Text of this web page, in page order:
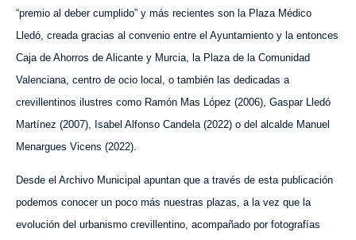
“premio al deber cumplido” y más recientes son la Plaza Médico
Lledó, creada gracias al convenio entre el Ayuntamiento y la entonces
Caja de Ahorros de Alicante y Murcia, la Plaza de la Comunidad
Valenciana, centro de ocio local, o también las dedicadas a
crevillentinos ilustres como Ramón Mas López (2006), Gaspar Lledó
Martínez (2007), Isabel Alfonso Candela (2022) o del alcalde Manuel
Menargues Vicens (2022).
Desde el Archivo Municipal apuntan que a través de esta publicación
podemos conocer un poco más nuestras plazas, a la vez que la
evolución del urbanismo crevillentino, acompañado por fotografías